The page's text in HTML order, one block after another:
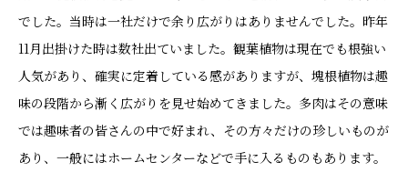
でした。当時は一社だけで余り広がりはありませんでした。昨年
11月出掛けた時は数社出ていました。観葉植物は現在でも根強い
人気があり、確実に定着している感がありますが、塊根植物は趣
味の段階から漸く広がりを見せ始めてきました。多肉はその意味
では趣味者の皆さんの中で好まれ、その方々だけの珍しいものが
あり、一般にはホームセンターなどで手に入るものもあります。